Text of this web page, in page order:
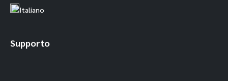
Italiano
Supporto